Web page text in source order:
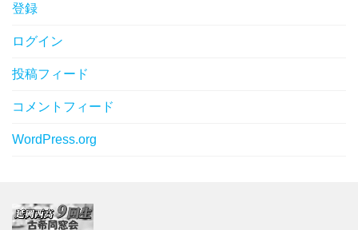
登録
ログイン
投稿フィード
コメントフィード
WordPress.org